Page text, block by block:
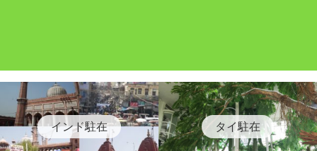
インド駐在 タイ駐在